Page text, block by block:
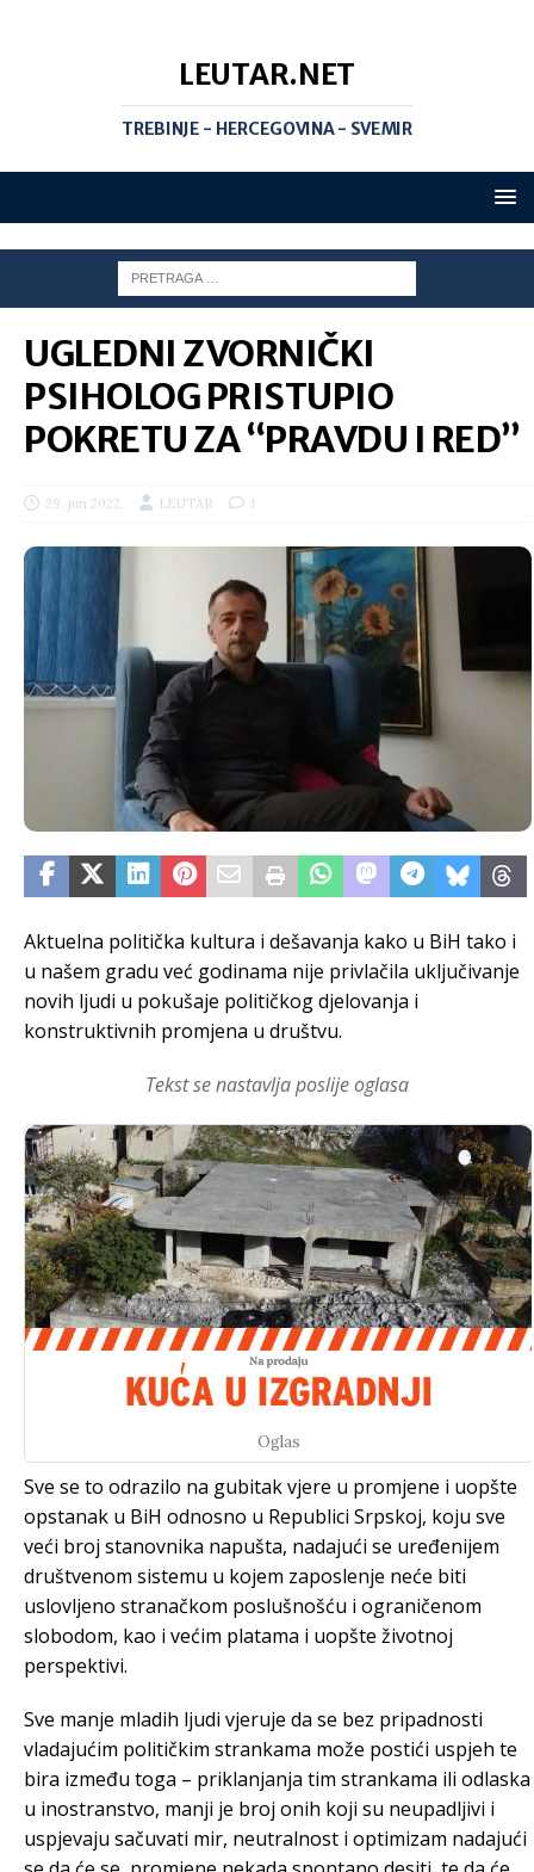
LEUTAR.NET
TREBINJE - HERCEGOVINA - SVEMIR
UGLEDNI ZVORNIČKI
PSIHOLOG PRISTUPIO
POKRETU ZA “PRAVDU I RED”
29. jun 2022. LEUTAR 1
Aktuelna politička kultura i dešavanja kako u BiH tako i
u našem gradu već godinama nije privlačila uključivanje
novih ljudi u pokušaje političkog djelovanja i
konstruktivnih promjena u društvu.
Tekst se nastavlja poslije oglasa
Oglas
Sve se to odrazilo na gubitak vjere u promjene i uopšte
opstanak u BiH odnosno u Republici Srpskoj, koju sve
veći broj stanovnika napušta, nadajući se uređenijem
društvenom sistemu u kojem zaposlenje neće biti
uslovljeno stranačkom poslušnošću i ograničenom
slobodom, kao i većim platama i uopšte životnoj
perspektivi.
Sve manje mladih ljudi vjeruje da se bez pripadnosti
vladajućim političkim strankama može postići uspjeh te
bira između toga – priklanjanja tim strankama ili odlaska
u inostranstvo, manji je broj onih koji su neupadljivi i
uspjevaju sačuvati mir, neutralnost i optimizam nadajući